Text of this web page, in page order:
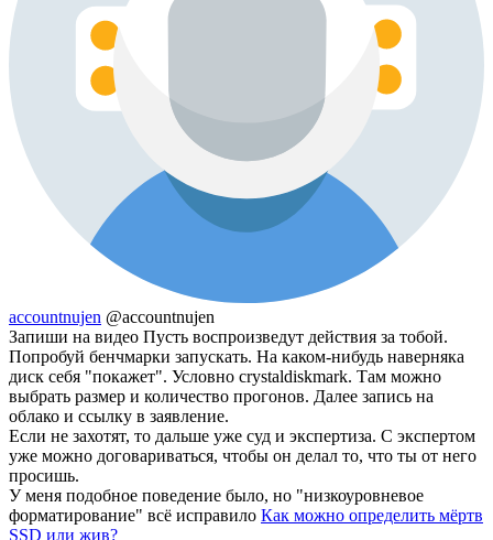
accountnujen @accountnujen
Запиши на видео Пусть воспроизведут действия за тобой.
Попробуй бенчмарки запускать. На каком-нибудь наверняка
диск себя "покажет". Условно crystaldiskmark. Там можно
выбрать размер и количество прогонов. Далее запись на
облако и ссылку в заявление.
Если не захотят, то дальше уже суд и экспертиза. С экспертом
уже можно договариваться, чтобы он делал то, что ты от него
просишь.
У меня подобное поведение было, но "низкоуровневое
форматирование" всё исправило Как можно определить мёртв
SSD или жив?